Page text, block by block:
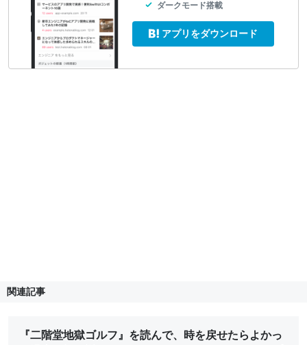
ダークモード搭載
アプリをダウンロード
関連記事
『二階堂地獄ゴルフ』を読んで、時を戻せたらよかっ